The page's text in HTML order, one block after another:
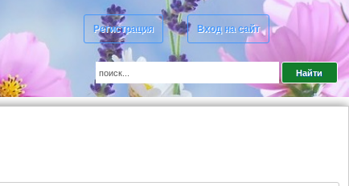
Регистрация Вход на сайт